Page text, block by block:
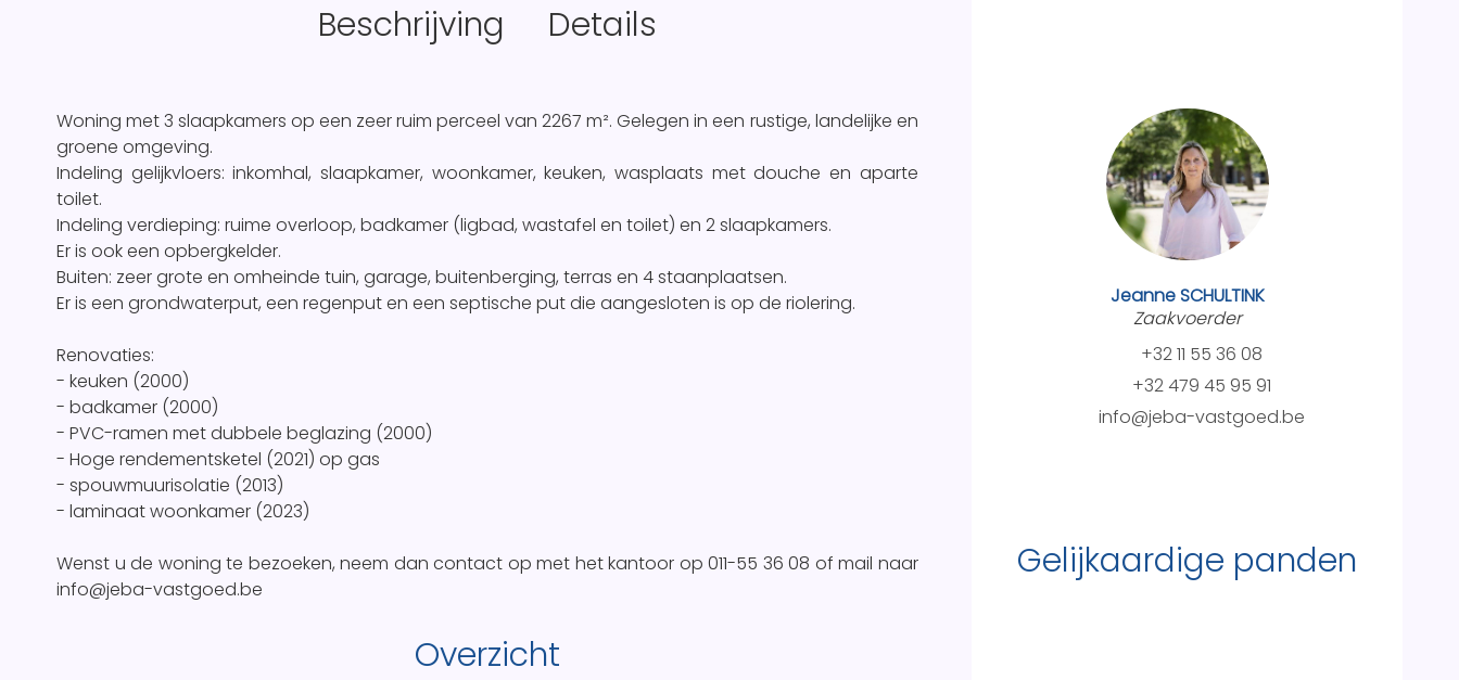
Beschrijving
Details
Woning met 3 slaapkamers op een zeer ruim perceel van 2267 m². Gelegen in een rustige, landelijke en
groene omgeving.
Indeling gelijkvloers: inkomhal, slaapkamer, woonkamer, keuken, wasplaats met douche en aparte
toilet.
Indeling verdieping: ruime overloop, badkamer (ligbad, wastafel en toilet) en 2 slaapkamers.
Er is ook een opbergkelder.
Buiten: zeer grote en omheinde tuin, garage, buitenberging, terras en 4 staanplaatsen.
Er is een grondwaterput, een regenput en een septische put die aangesloten is op de riolering.
Renovaties:
- keuken (2000)
- badkamer (2000)
- PVC-ramen met dubbele beglazing (2000)
- Hoge rendementsketel (2021) op gas
- spouwmuurisolatie (2013)
- laminaat woonkamer (2023)
Wenst u de woning te bezoeken, neem dan contact op met het kantoor op 011-55 36 08 of mail naar
info@jeba-vastgoed.be
Overzicht
Jeanne SCHULTINK
Zaakvoerder
+32 11 55 36 08
+32 479 45 95 91
info@jeba-vastgoed.be
Gelijkaardige panden